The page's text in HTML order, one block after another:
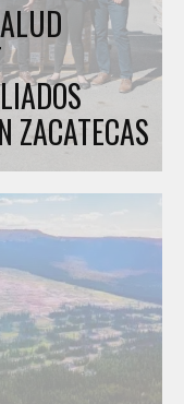
ZACATECAS